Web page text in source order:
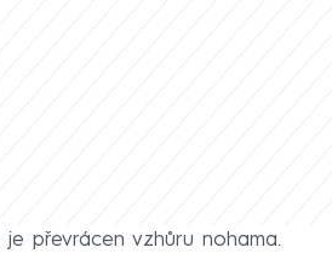
je převrácen vzhůru nohama.